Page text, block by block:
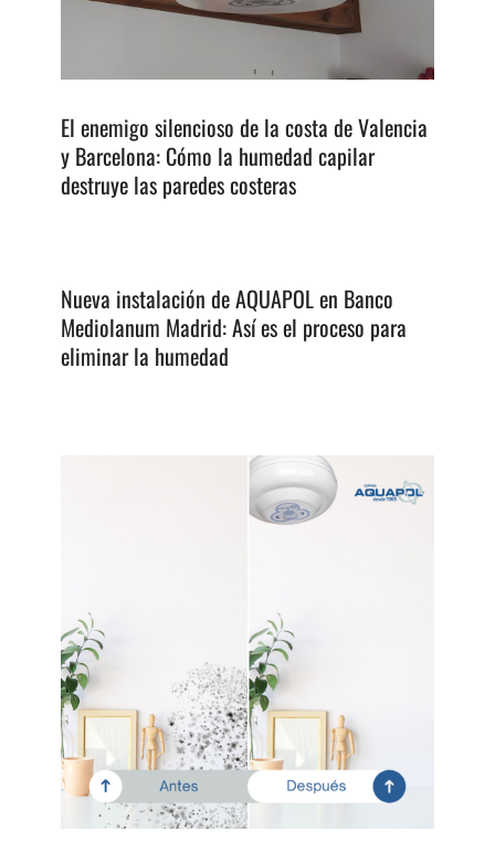
El enemigo silencioso de la costa de Valencia
y Barcelona: Cómo la humedad capilar
destruye las paredes costeras
Nueva instalación de AQUAPOL en Banco
Mediolanum Madrid: Así es el proceso para
eliminar la humedad